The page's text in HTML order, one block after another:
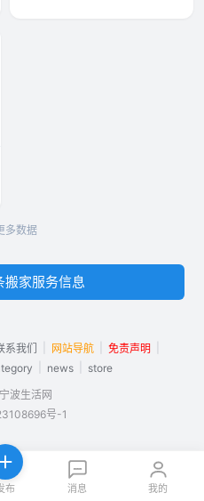
多数据
搬家服务信息
系我们 网站导航 免责声明
news
store
波生活网
号-1
布 消息 我的